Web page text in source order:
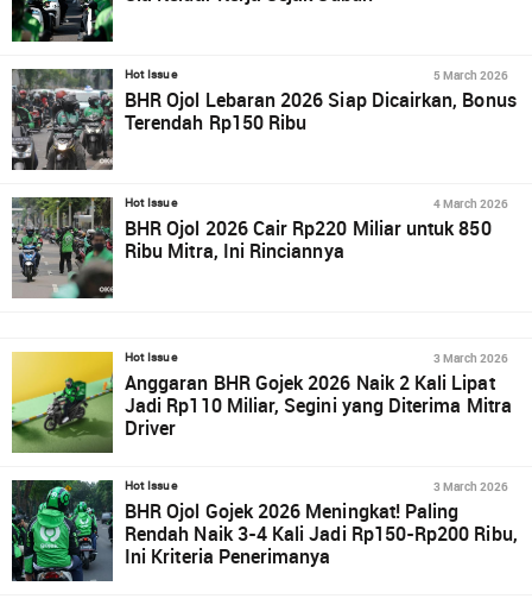
Hot Issue 5 March 2026
BHR Ojol Lebaran 2026 Siap Dicairkan, Bonus
Terendah Rp150 Ribu
Hot Issue 4 March 2026
BHR Ojol 2026 Cair Rp220 Miliar untuk 850
Ribu Mitra, Ini Rinciannya
Hot Issue 3 March 2026
Anggaran BHR Gojek 2026 Naik 2 Kali Lipat
Jadi Rp110 Miliar, Segini yang Diterima Mitra
Driver
Hot Issue 3 March 2026
BHR Ojol Gojek 2026 Meningkat! Paling
Rendah Naik 3-4 Kali Jadi Rp150-Rp200 Ribu,
Ini Kriteria Penerimanya